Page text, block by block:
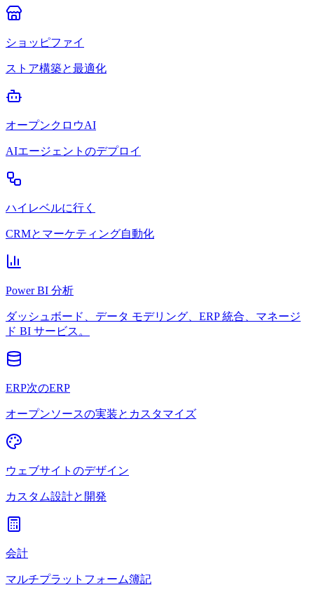
ショッピファイ
ストア構築と最適化
オープンクロウAI
AIエージェントのデプロイ
ハイレベルに行く
CRMとマーケティング自動化
Power BI 分析
ダッシュボード、データ モデリング、ERP 統合、マネージ
ド BI サービス。
ERP次のERP
オープンソースの実装とカスタマイズ
ウェブサイトのデザイン
カスタム設計と開発
会計
マルチプラットフォーム簿記